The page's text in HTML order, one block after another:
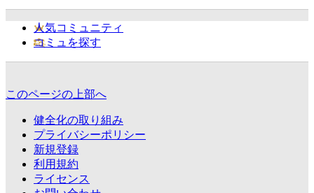
人気コミュニティ
コミュを探す
このページの上部へ
健全化の取り組み
プライバシーポリシー
新規登録
利用規約
ライセンス